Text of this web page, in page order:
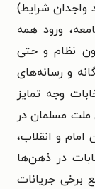
نصابی بی‌سابقه (۸۵ درصد واجدان شرایط)
ورود همه
نظام و حتی
و رسانه‌های
وجه تمایز
مسلمان در
امام و انقلاب،
در ذهن‌ها
برخی جریانات